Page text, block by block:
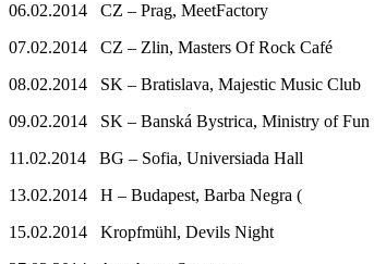
06.02.2014 CZ – Prag, MeetFactory
07.02.2014 CZ – Zlin, Masters Of Rock Café
08.02.2014 SK – Bratislava, Majestic Music Club
09.02.2014 SK – Banská Bystrica, Ministry of Fun
11.02.2014 BG – Sofia, Universiada Hall
13.02.2014 H – Budapest, Barba Negra (
15.02.2014 Kropfmühl, Devils Night